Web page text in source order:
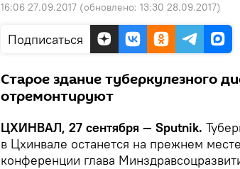
16:06 27.09.2017 (обновлено: 13:30 28.09.2017)
Подписаться
Старое здание туберкулезного
отремонтируют
ЦХИНВАЛ, 27 сентября — Sputnik.
в Цхинвале останется на прежнем
конференции глава